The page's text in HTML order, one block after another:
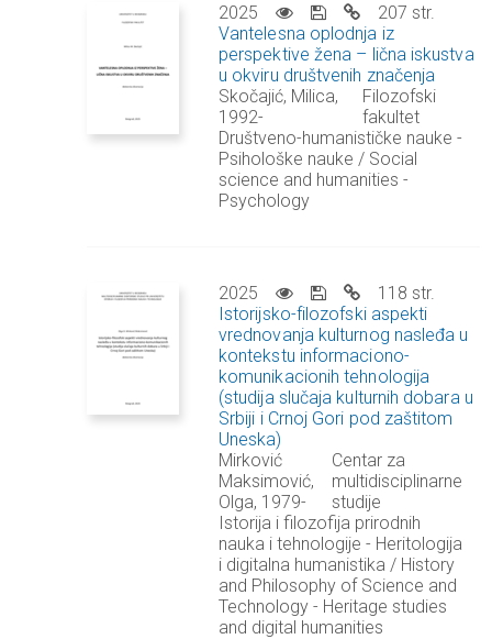
2025
207 str.
Vantelesna oplodnja iz
perspektive žena – lična iskustva
u okviru društvenih značenja
Skočajić, Milica,
1992-
Filozofski
fakultet
Društveno-humanističke nauke -
Psihološke nauke / Social
science and humanities -
Psychology
2025
118 str.
Istorijsko-filozofski aspekti
vrednovanja kulturnog nasleđa u
kontekstu informaciono-
komunikacionih tehnologija
(studija slučaja kulturnih dobara u
Srbiji i Crnoj Gori pod zaštitom
Uneska)
Mirković
Maksimović,
Olga, 1979-
Centar za
multidisciplinarne
studije
Istorija i filozofija prirodnih
nauka i tehnologije - Heritologija
i digitalna humanistika / History
and Philosophy of Science and
Technology - Heritage studies
and digital humanities